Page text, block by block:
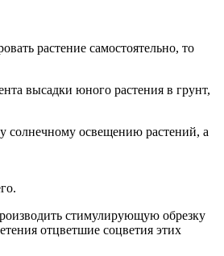
растение самостоятельно, то
высадки юного растения в грунт,
солнечному освещению растений, а
стимулирующую обрезку
отцветшие соцветия этих